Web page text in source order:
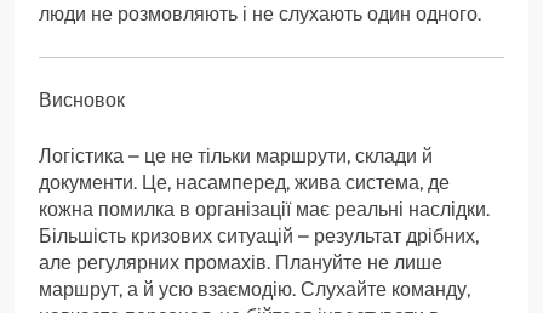
люди не розмовляють і не слухають один одного.
Висновок
Логістика – це не тільки маршрути, склади й
документи. Це, насамперед, жива система, де
кожна помилка в організації має реальні наслідки.
Більшість кризових ситуацій – результат дрібних,
але регулярних промахів. Плануйте не лише
маршрут, а й усю взаємодію. Слухайте команду,